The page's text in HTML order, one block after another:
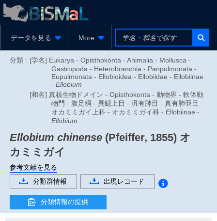
データを見る More
分類 : [学名] Eukarya - Opisthokonta - Animalia - Mollusca -
Gastropoda - Heterobranchia - Panpulmonata -
Eupulmonata - Ellobioidea - Ellobiidae - Ellobiinae
- Ellobium
[和名] 真核生物ドメイン - Opisthokonta - 動物界 - 軟体動
物門 - 腹足綱 - 異鰓上目 - 汎有肺目 - 真有肺亜目 -
オカミミガイ上科 - オカミミガイ科 - Ellobiinae -
Ellobium
Ellobium chinense (Pfeiffer, 1855) オ
カミミガイ
参考文献を見る
分類群情報
出現レコード
分類情報の提供